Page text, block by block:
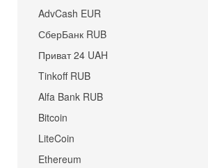
AdvCash EUR
СберБанк RUB
Приват 24 UAH
Tinkoff RUB
Alfa Bank RUB
Bitcoin
LiteCoin
Ethereum